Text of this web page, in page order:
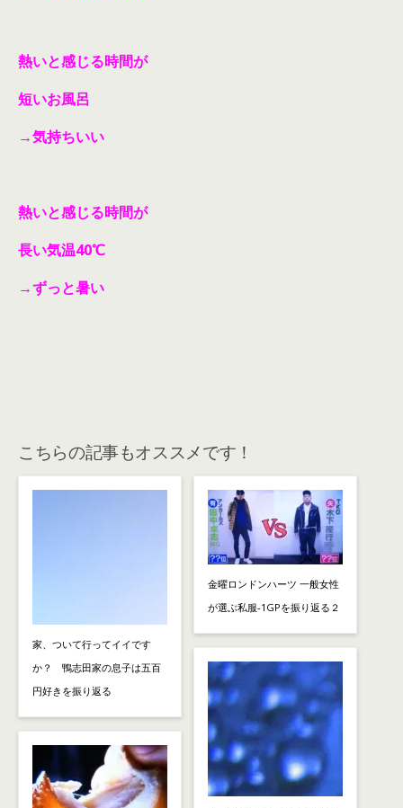
熱いと感じる時間が
短いお風呂
→気持ちいい
熱いと感じる時間が
長い気温40℃
→ずっと暑い
こちらの記事もオススメです！
家、ついて行ってイイです
か？ 鴨志田家の息子は五百
円好きを振り返る
金曜ロンドンハーツ 一般女性
が選ぶ私服-1GPを振り返る２